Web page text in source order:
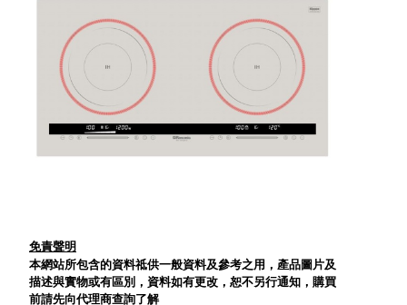
免責聲明
本網站所包含的資料祗供一般資料及參考之用，產品圖片及
描述與實物或有區別，資料如有更改，恕不另行通知，購買
前請先向代理商查詢了解